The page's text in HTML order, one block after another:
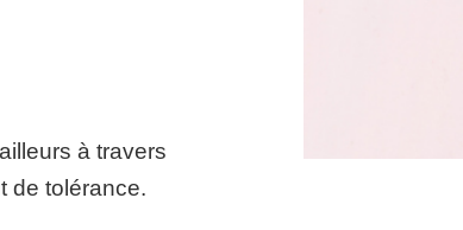
à travers
de tolérance.